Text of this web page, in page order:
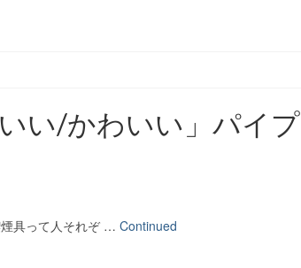
い/かわいい」パイプ
具って人それぞ … Continued